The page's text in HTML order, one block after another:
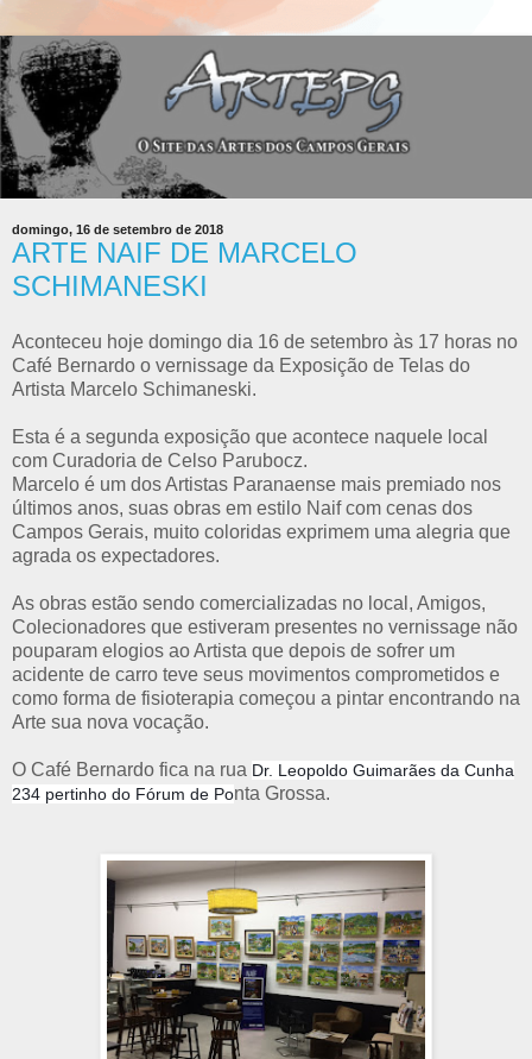
domingo, 16 de setembro de 2018
ARTE NAIF DE MARCELO
SCHIMANESKI
Aconteceu hoje domingo dia 16 de setembro às 17 horas no
Café Bernardo o vernissage da Exposição de Telas do
Artista Marcelo Schimaneski.
Esta é a segunda exposição que acontece naquele local
com Curadoria de Celso Parubocz.
Marcelo é um dos Artistas Paranaense mais premiado nos
últimos anos, suas obras em estilo Naif com cenas dos
Campos Gerais, muito coloridas exprimem uma alegria que
agrada os expectadores.
As obras estão sendo comercializadas no local, Amigos,
Colecionadores que estiveram presentes no vernissage não
pouparam elogios ao Artista que depois de sofrer um
acidente de carro teve seus movimentos comprometidos e
como forma de fisioterapia começou a pintar encontrando na
Arte sua nova vocação.
O Café Bernardo fica na rua Dr. Leopoldo Guimarães da Cunha
234 pertinho do Fórum de Ponta Grossa.